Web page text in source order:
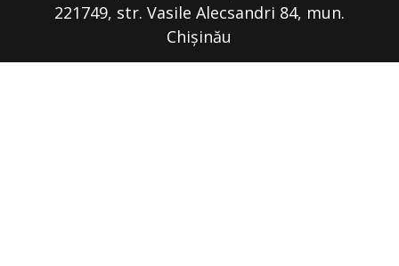
221749, str. Vasile Alecsandri 84, mun.
Chișinău